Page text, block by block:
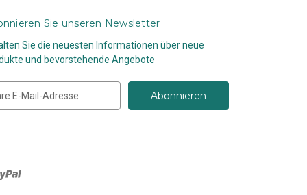
Sie unseren Newsletter
Sie die neuesten Informationen über neue
und bevorstehende Angebote